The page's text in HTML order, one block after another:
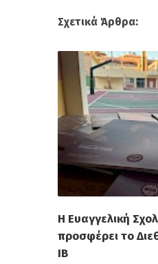
Σχετικά Άρθρα:
Η Ευαγγελική
προσφέρει το
IB